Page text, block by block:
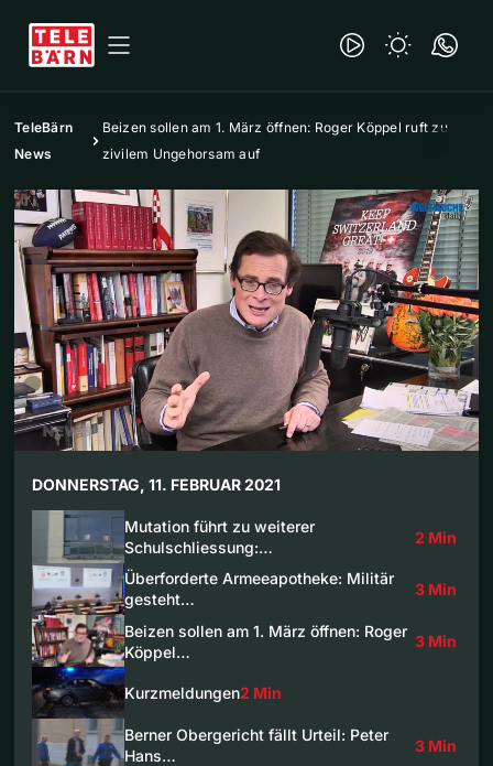
TeleBärn
News
Beizen sollen am 1. März öffnen: Roger Köppel ruft zu
zivilem Ungehorsam auf
DONNERSTAG, 11. FEBRUAR 2021
Mutation führt zu weiterer
Schulschliessung:…
2 Min
Überforderte Armeeapotheke: Militär
gesteht…
3 Min
Beizen sollen am 1. März öffnen: Roger
Köppel…
3 Min
Kurzmeldungen2 Min
Berner Obergericht fällt Urteil: Peter
Hans…
3 Min